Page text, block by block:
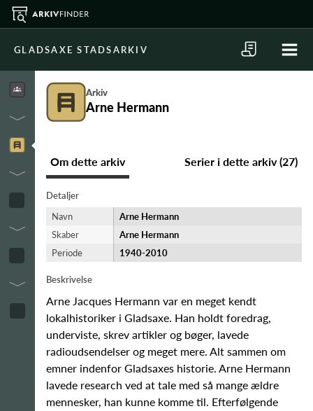
GLADSAXE STADSARKIV
Arkiv
Arne Hermann
Om dette arkiv Serier i dette arkiv (27)
Detaljer
Navn
Arne Hermann
Skaber
Arne Hermann
Periode
1940-​2010
Beskrivelse
Arne Jacques Hermann var en meget kendt
lokalhistoriker i Gladsaxe. Han holdt foredrag,
underviste, skrev artikler og bøger, lavede
radioudsendelser og meget mere. Alt sammen om
emner indenfor Gladsaxes historie. Arne Hermann
lavede research ved at tale med så mange ældre
mennesker, han kunne komme til. Efterfølgende